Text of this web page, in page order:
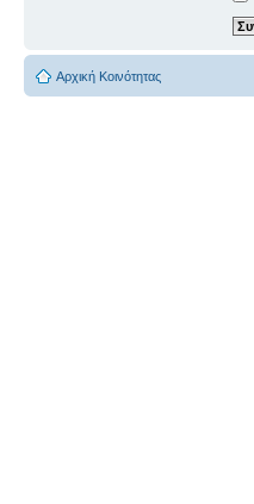
Αρχική Κοινότητας